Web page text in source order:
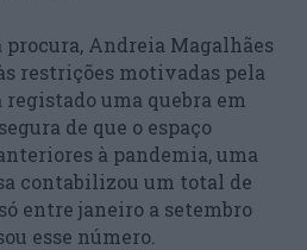
Andreia Magalhães
restrições motivadas pela
registado uma quebra em
de que o espaço
à pandemia, uma
contabilizou um total de
entre janeiro a setembro
esse número.